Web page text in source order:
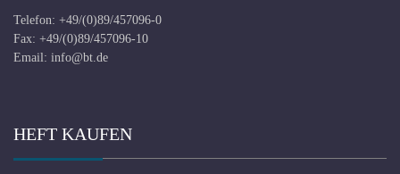
Telefon: +49/(0)89/457096-0
Fax: +49/(0)89/457096-10
Email: info@bt.de
HEFT KAUFEN